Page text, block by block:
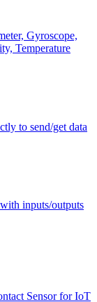
Gyroscope,
Temperature
to send/get data
inputs/outputs
Sensor for IoT